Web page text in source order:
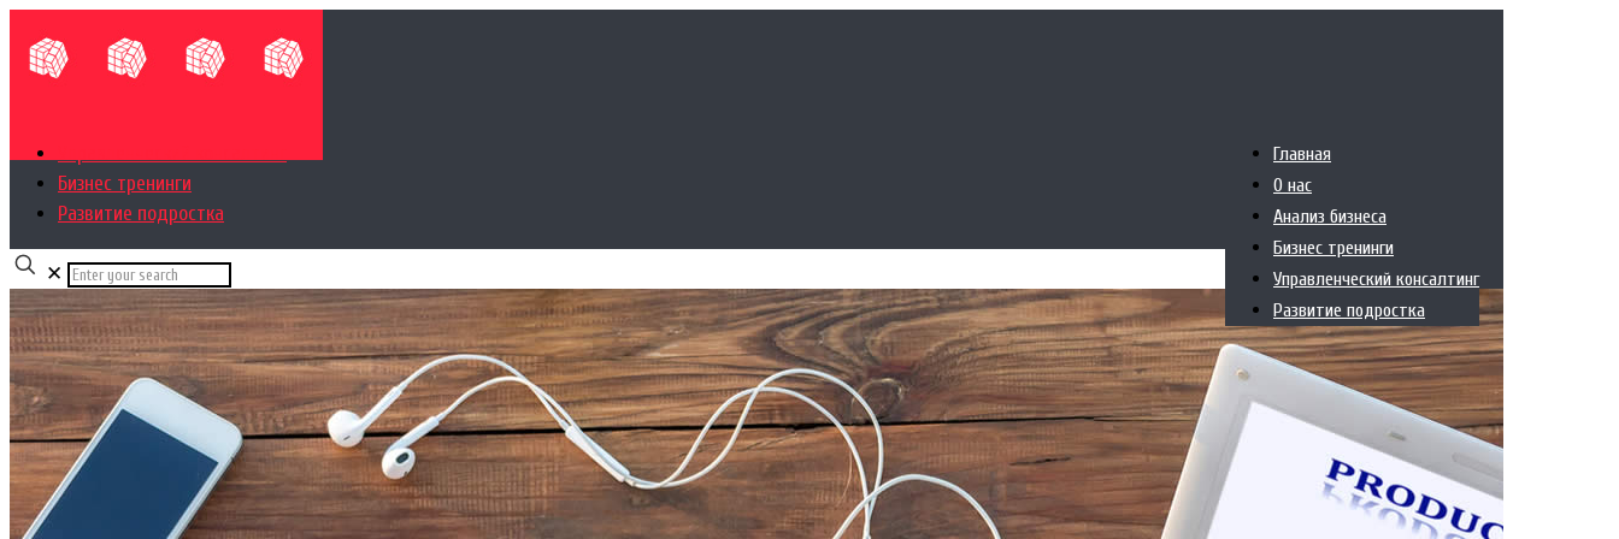
Главная
О нас
Анализ бизнеса
Бизнес тренинги
Управленческий консалтинг
Развитие подростка
Бизнес тренинги
Развитие подростка
✕